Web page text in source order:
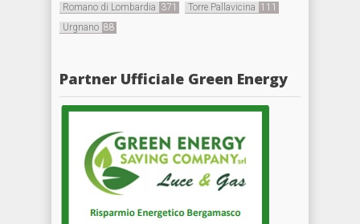
Romano di Lombardia 371 Torre Pallavicina 111
Urgnano 88
Partner Ufficiale Green Energy